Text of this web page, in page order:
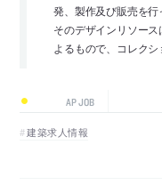
発、製作及び販売を行
そのデザインリソー
よるもので、コレクシ
AP JOB
建築求人情報